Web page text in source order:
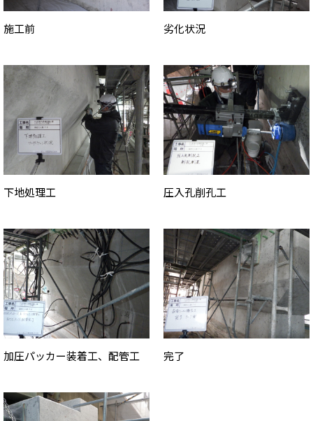
施工前 劣化状況
下地処理工 圧入孔削孔工
加圧パッカー装着工、配管工 完了